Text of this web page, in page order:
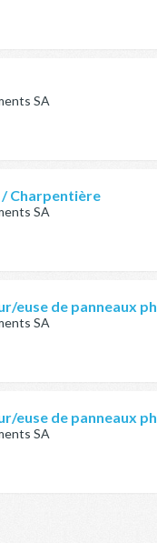
SA
Charpentière
SA
euse de panneaux
SA
euse de panneaux
SA